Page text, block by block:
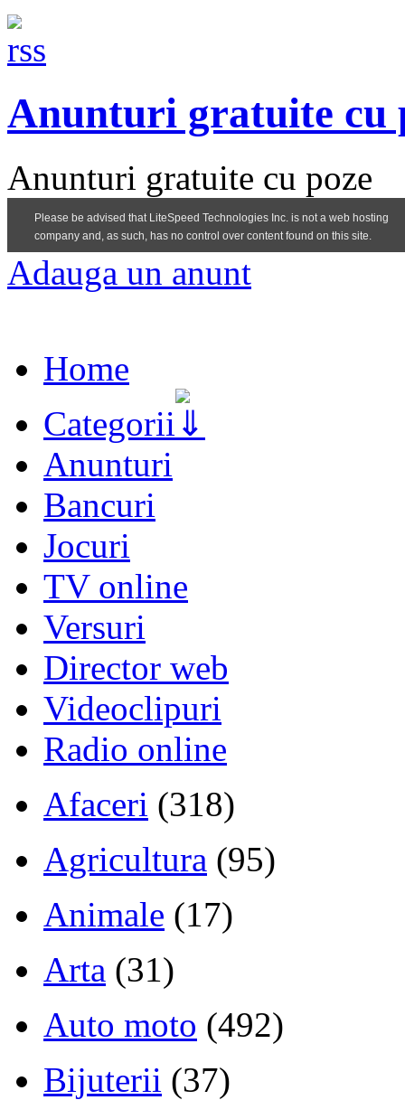
Anunturi gratuite cu
Anunturi gratuite cu poze
Adauga un anunt
Home
Categorii
Anunturi
Bancuri
Jocuri
TV online
Versuri
Director web
Videoclipuri
Radio online
Afaceri (318)
Agricultura (95)
Animale (17)
Arta (31)
Auto moto (492)
Bijuterii (37)